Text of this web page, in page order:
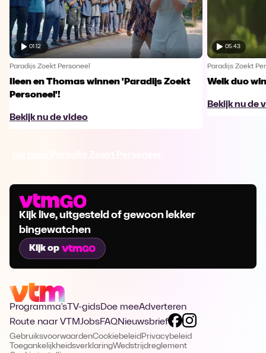
01:12
Paradijs Zoekt Personeel
Ileen en Thomas winnen 'Paradijs Zoekt
Personeel'!
Bekijk nu de video
05:43
Paradijs Zoekt
Welk duo
Bekijk nu de
Kijk live, uitgesteld of gewoon lekker
bingewatchen
Kijk op
Programma's TV-gidsDoe meeAdverteren
Route naar VTMJobsFAQNieuwsbrief
GebruiksvoorwaardenCookiebeleid Privacybeleid
ToegankelijkheidsverklaringWedstrijdreglement